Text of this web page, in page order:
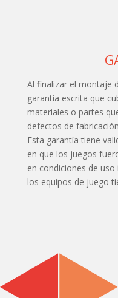
Al finalizar el montaje
garantía escrita que
materiales o partes
defectos de
Esta garantía tiene
en que los juegos
en condiciones de
los equipos de juego